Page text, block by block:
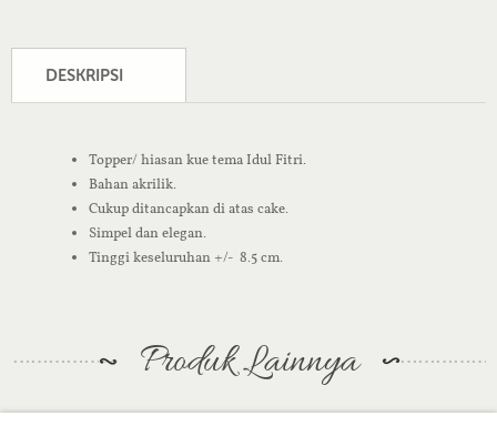
DESKRIPSI
Topper/ hiasan kue tema Idul Fitri.
Bahan akrilik.
Cukup ditancapkan di atas cake.
Simpel dan elegan.
Tinggi keseluruhan +/- 8.5 cm.
Produk Lainnya